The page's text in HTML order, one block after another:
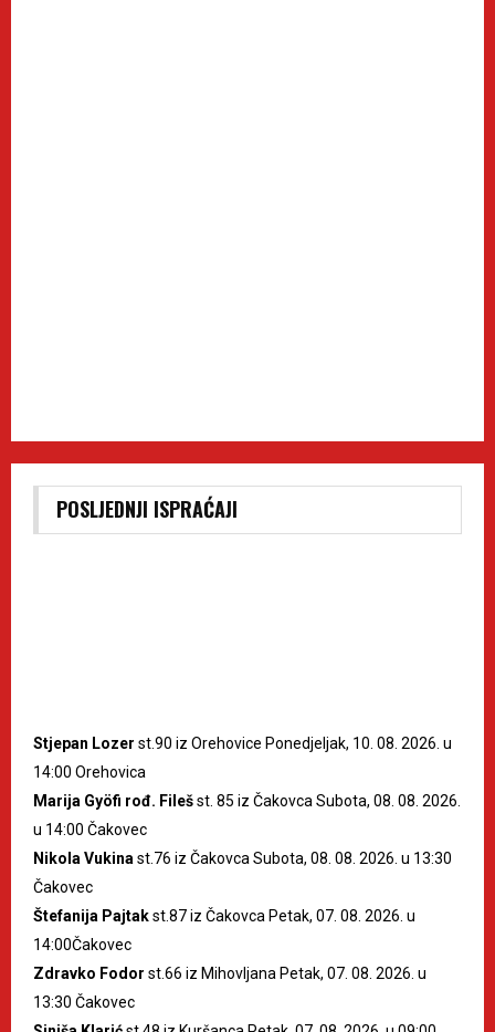
POSLJEDNJI ISPRAĆAJI
Stjepan Lozer st.90 iz Orehovice Ponedjeljak, 10. 08. 2026. u
14:00 Orehovica
Marija Gyöfi rođ. Filešst. 85 iz Čakovca Subota, 08. 08. 2026.
u 14:00 Čakovec
Nikola Vukinast.76 iz Čakovca Subota, 08. 08. 2026. u 13:30
Čakovec
Štefanija Pajtakst.87 iz Čakovca Petak, 07. 08. 2026. u
14:00Čakovec
Zdravko Fodor st.66 iz Mihovljana Petak, 07. 08. 2026. u
13:30 Čakovec